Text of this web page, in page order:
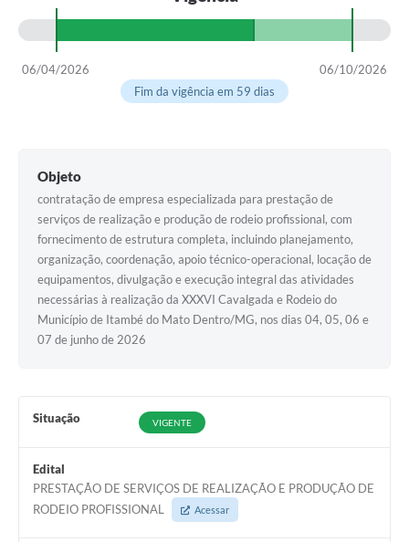
06/04/2026
06/10/2026
Fim da vigência em 59 dias
Objeto
contratação de empresa especializada para prestação de
serviços de realização e produção de rodeio profissional, com
fornecimento de estrutura completa, incluindo planejamento,
organização, coordenação, apoio técnico-operacional, locação de
equipamentos, divulgação e execução integral das atividades
necessárias à realização da XXXVI Cavalgada e Rodeio do
Município de Itambé do Mato Dentro/MG, nos dias 04, 05, 06 e
07 de junho de 2026
Situação VIGENTE
Edital
PRESTAÇÃO DE SERVIÇOS DE REALIZAÇÃO E PRODUÇÃO DE
RODEIO PROFISSIONAL
Acessar